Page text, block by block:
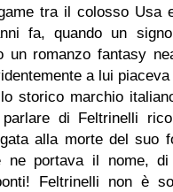
tra il colosso Usa
fa, quando un
un romanzo fantasy
a lui
storico marchio
parlare di Feltrinelli
alla morte del suo
ne portava il nome,
Feltrinelli non è